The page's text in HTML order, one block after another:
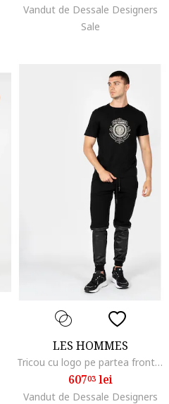
Vandut de Dessale Designers
Sale
LES HOMMES
Tricou cu logo pe partea frontala,
60703lei
Vandut de Dessale Designers